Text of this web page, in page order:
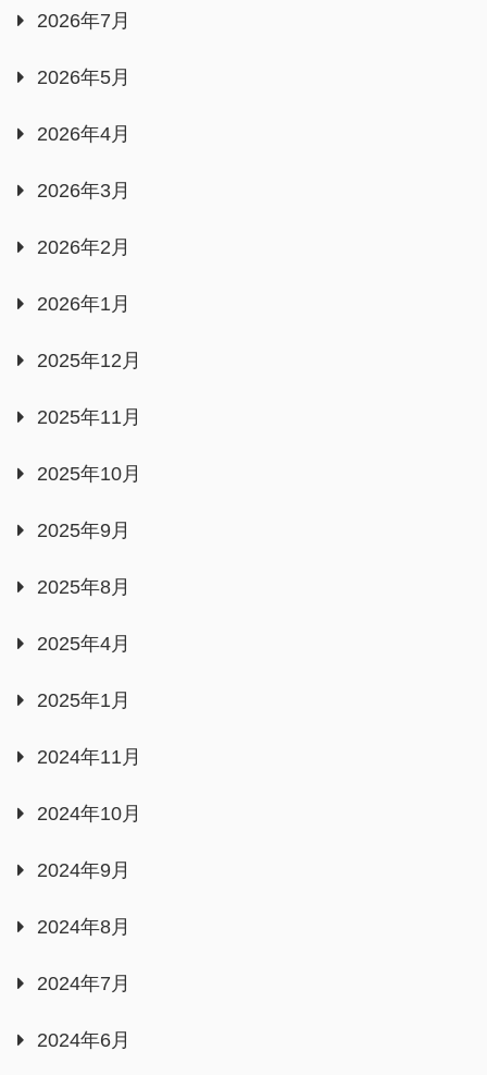
2026年7月
2026年5月
2026年4月
2026年3月
2026年2月
2026年1月
2025年12月
2025年11月
2025年10月
2025年9月
2025年8月
2025年4月
2025年1月
2024年11月
2024年10月
2024年9月
2024年8月
2024年7月
2024年6月